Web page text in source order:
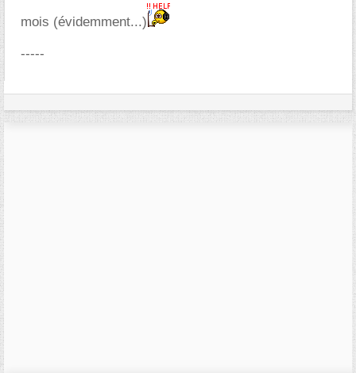
mois (évidemment...)
-----